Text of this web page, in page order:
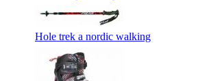
Hole trek a nordic walking